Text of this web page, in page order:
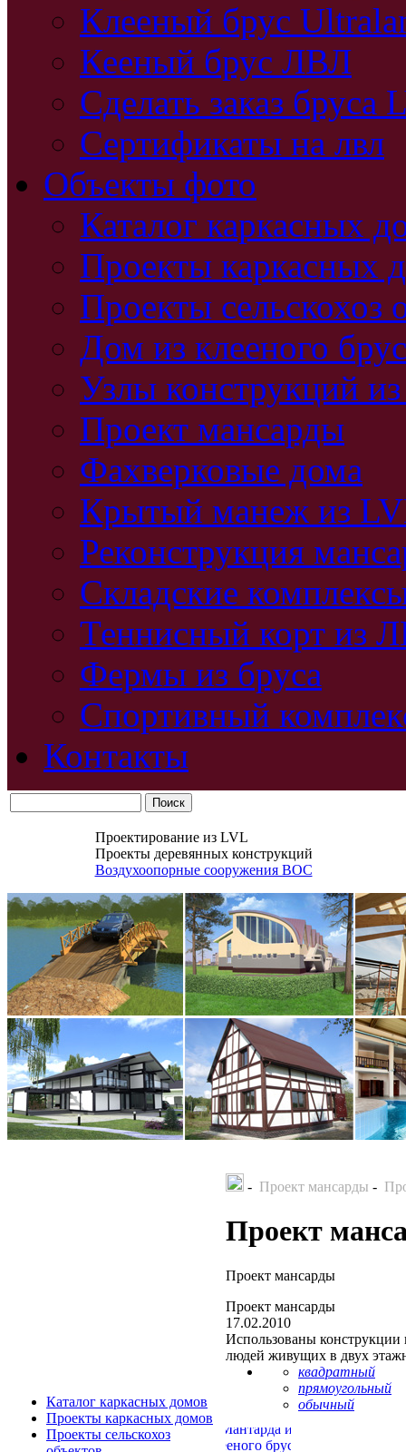
Клееный брус
Кееный брус ЛВЛ
Сделать заказ бруса
Сертификаты на лвл
Объекты фото
Каталог каркасных
Проекты каркасных
Проекты сельскохоз
Дом из клееного
Узлы конструкций
Проект мансарды
Фахверковые дома
Крытый манеж из
Реконструкция
Складские
Теннисный корт из
Фермы из бруса
Спортивный
Контакты
Проектирование из LVL
Проекты деревянных конструкций
Воздухоопорные сооружения ВОС
Каталог каркасных домов
Проекты каркасных домов
Проекты сельскохоз
- Проект мансарды -
Проект
Проект мансарды
Проект мансарды
17.02.2010
Использованы
людей живущих в двух
квадратный
прямоугольный
обычный